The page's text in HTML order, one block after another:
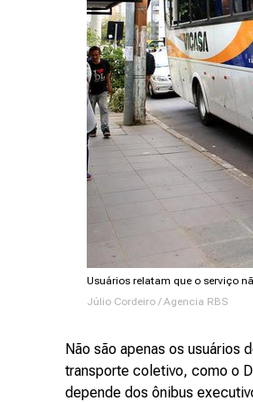
Usuários relatam que o serviço
Júlio Cordeiro / Agencia RBS
Não são apenas os usuários
transporte coletivo, como o
depende dos ônibus